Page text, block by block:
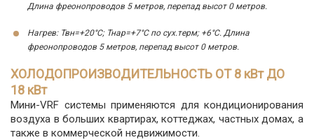
Длина фреонопроводов 5 метров, перепад высот 0 метров.
Нагрев: Твн=+20°С; Тнар=+7°С по сух.терм; +6°С. Длина
фреонопроводов 5 метров, перепад высот 0 метров.
ХОЛОДОПРОИЗВОДИТЕЛЬНОСТЬ ОТ 8 кВт ДО
18 кВт
Мини-VRF системы применяются для кондиционирования
воздуха в больших квартирах, коттеджах, частных домах, а
также в коммерческой недвижимости.